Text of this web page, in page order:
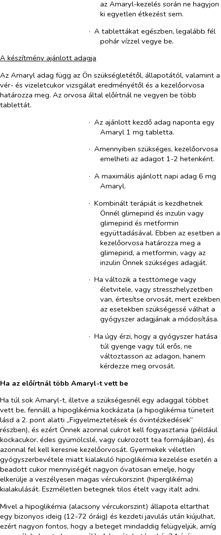
az Amaryl-kezelés során ne hagyjon
ki egyetlen étkezést sem.
·​ A tablettákat egészben, legalább fél
pohár vízzel vegye be.
A készítmény ajánlott adagja
Az Amaryl adag függ az Ön szükségletétől, állapotától, valamint a
vér- és vizeletcukor vizsgálat eredményétől és a kezelőorvosa
határozza meg. Az orvosa által előírtnál ne vegyen be több
tablettát.
·​ Az ajánlott kezdő adag naponta egy
Amaryl 1 mg tabletta.
·​ Amennyiben szükséges, kezelőorvosa
emelheti az adagot 1-2 hetenként.
·​ A maximális ajánlott napi adag 6 mg
Amaryl.
·​ Kombinált terápiát is kezdhetnek
Önnél glimepirid és inzulin vagy
glimepirid és metformin
együttadásával. Ebben az esetben a
kezelőorvosa határozza meg a
glimepirid, a metformin, vagy az
inzulin Önnek szükséges adagját.
·​ Ha változik a testtömege vagy
életvitele, vagy stresszhelyzetben
van, értesítse orvosát, mert ezekben
az esetekben szükségessé válhat a
gyógyszer adagjának a módosítása.
·​ Ha úgy érzi, hogy a gyógyszer hatása
túl gyenge vagy túl erős, ne
változtasson az adagon, hanem
kérdezze meg orvosát.
Ha az előírtnál több Amaryl-t vett be
Ha túl sok Amaryl-t, illetve a szükségesnél egy adaggal többet
vett be, fennáll a hipoglikémia kockázata (a hipoglikémia tüneteit
lásd a 2. pont alatti „Figyelmeztetések és óvintézkedések”
részben), és ezért Önnek azonnal cukrot kell fogyasztania (például
kockacukor, édes gyümölcslé, vagy cukrozott tea formájában), és
azonnal fel kell keresnie kezelőorvosát. Gyermekek véletlen
gyógyszerbevétele miatt kialakuló hipoglikémia kezelése esetén a
beadott cukor mennyiségét nagyon óvatosan emelje, hogy
elkerülje a veszélyesen magas vércukorszint (hiperglikéma)
kialakulását. Eszméletlen betegnek tilos ételt vagy italt adni.
Mivel a hipoglikémia (alacsony vércukorszint) állapota eltarthat
egy bizonyos ideig (12-72 óráig) és kezdeti javulás után kiújulhat,
ezért nagyon fontos, hogy a beteget mindaddig felügyeljük, amíg